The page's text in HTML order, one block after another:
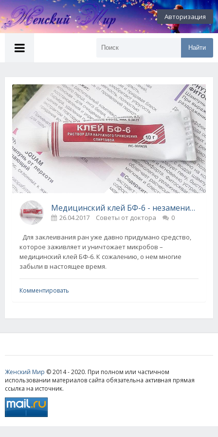
Авторизация
Найти
Медицинский клей БФ-6 - незаменимое средство домашней аптечки
26.04.2017 Советы от доктора 0
Для заклеивания ран уже давно придумано средство,
которое заживляет и уничтожает микробов –
медицинский клей БФ-6. К сожалению, о нем многие
забыли в настоящее время.
Комментировать
Женский Мир © 2014 - 2020. При полном или частичном
использовании материалов сайта обязательна активная прямая
ссылка на источник.